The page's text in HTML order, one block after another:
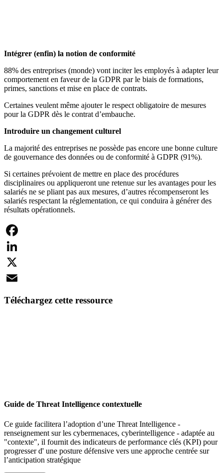
Intégrer (enfin) la notion de conformité
88% des entreprises (monde) vont inciter les employés à adapter leur
comportement en faveur de la GDPR par le biais de formations,
primes, sanctions et mise en place de contrats.
Certaines veulent même ajouter le respect obligatoire de mesures
pour la GDPR dès le contrat d’embauche.
Introduire un changement culturel
La majorité des entreprises ne possède pas encore une bonne culture
de gouvernance des données ou de conformité à GDPR (91%).
Si certaines prévoient de mettre en place des procédures
disciplinaires ou appliqueront une retenue sur les avantages pour les
salariés ne se pliant pas aux mesures, d’autres récompenseront les
salariés respectant la réglementation, ce qui conduira à générer des
résultats opérationnels.
Facebook
LinkedIn
X
Téléchargez cette ressource
Guide de Threat Intelligence contextuelle
Ce guide facilitera l’adoption d’une Threat Intelligence -
renseignement sur les cybermenaces, cyberintelligence - adaptée au
"contexte", il fournit des indicateurs de performance clés (KPI) pour
progresser d' une posture défensive vers une approche centrée sur
l’anticipation stratégique